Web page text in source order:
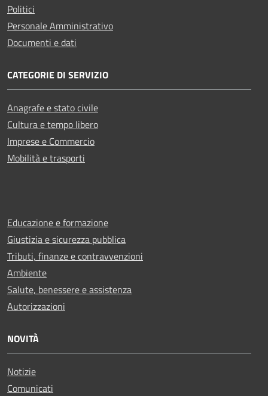
Politici
Personale Amministrativo
Documenti e dati
CATEGORIE DI SERVIZIO
Anagrafe e stato civile
Cultura e tempo libero
Imprese e Commercio
Mobilità e trasporti
Educazione e formazione
Giustizia e sicurezza pubblica
Tributi, finanze e contravvenzioni
Ambiente
Salute, benessere e assistenza
Autorizzazioni
NOVITÀ
Notizie
Comunicati